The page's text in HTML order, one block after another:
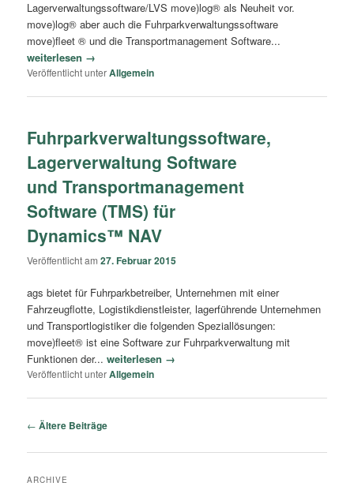
Lagerverwaltungssoftware/LVS move)log® als Neuheit vor.
move)log® aber auch die Fuhrparkverwaltungssoftware
move)fleet ® und die Transportmanagement Software...
weiterlesen →
Veröffentlicht unterAllgemein
Fuhrparkverwaltungssoftware,
Lagerverwaltung Software
und Transportmanagement
Software (TMS) für
Dynamics™ NAV
Veröffentlicht am27. Februar 2015
ags bietet für Fuhrparkbetreiber, Unternehmen mit einer
Fahrzeugflotte, Logistikdienstleister, lagerführende Unternehmen
und Transportlogistiker die folgenden Speziallösungen:
move)fleet® ist eine Software zur Fuhrparkverwaltung mit
Funktionen der...weiterlesen →
Veröffentlicht unterAllgemein
Artikelnavigation
← Ältere Beiträge
ARCHIVE